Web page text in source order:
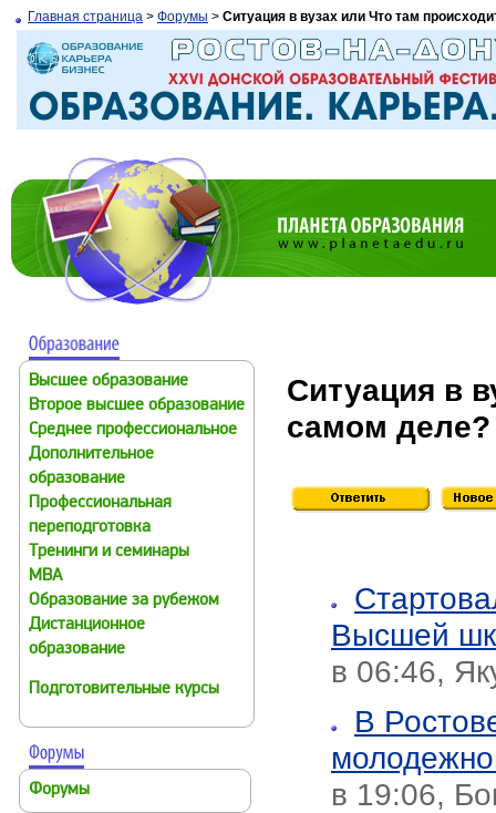
Главная страница > Форумы > Ситуация в вузах или Что там
Высшее образование
Второе высшее образование
Среднее профессиональное
Дополнительное
образование
Профессиональная
переподготовка
Тренинги и семинары
MBA
Образование за рубежом
Дистанционное
образование
Подготовительные курсы
Форумы
Ситуация в
самом деле?
Высшей
в 06:46,
В
в 19:06,